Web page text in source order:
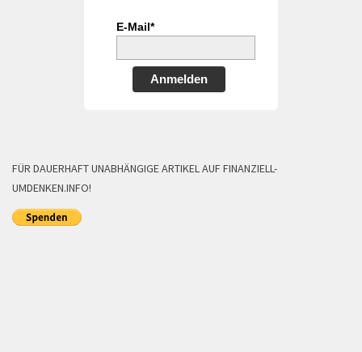
E-Mail*
Anmelden
FÜR DAUERHAFT UNABHÄNGIGE ARTIKEL AUF FINANZIELL-
UMDENKEN.INFO!